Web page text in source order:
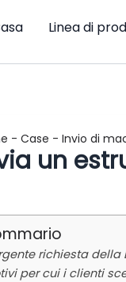
Linea di
- Case - Invio di
un
richiesta
per cui i clienti